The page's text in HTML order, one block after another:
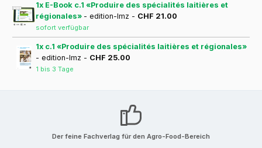
1x E-Book c.1 «Produire des spécialités laitières et
régionales» - edition-lmz - CHF 21.00
sofort verfügbar
1x c.1 «Produire des spécialités laitières et régionales»
- edition-lmz - CHF 25.00
1 bis 3 Tage
Der feine Fachverlag für den Agro-Food-Bereich